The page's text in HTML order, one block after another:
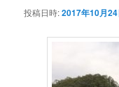
投稿日時:2017年10月24